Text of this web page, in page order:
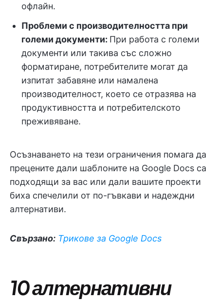
офлайн.
Проблеми с производителността при
големи документи: При работа с големи
документи или такива със сложно
форматиране, потребителите могат да
изпитат забавяне или намалена
производителност, което се отразява на
продуктивността и потребителското
преживяване.
Осъзнаването на тези ограничения помага да
прецените дали шаблоните на Google Docs са
подходящи за вас или дали вашите проекти
биха спечелили от по-гъвкави и надеждни
алтернативи.
Свързано: Трикове за Google Docs
10 алтернативни